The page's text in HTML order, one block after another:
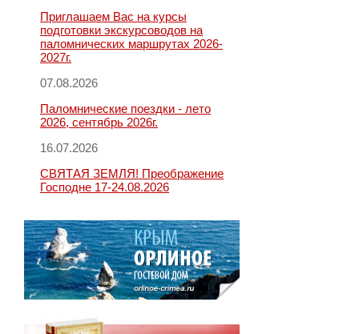
Приглашаем Вас на курсы
подготовки экскурсоводов на
паломнических маршрутах 2026-
2027г.
07.08.2026
Паломнические поездки - лето
2026, сентябрь 2026г.
16.07.2026
СВЯТАЯ ЗЕМЛЯ! Преображение
Господне 17-24.08.2026